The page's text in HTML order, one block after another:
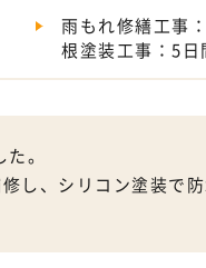
雨もれ修繕工事
根塗装工事：5日
。
し、シリコン塗装で